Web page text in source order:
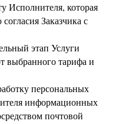
Исполнителя, которая
Заказчика с
этап Услуги
выбранного тарифа и
персональных
информационных
почтовой